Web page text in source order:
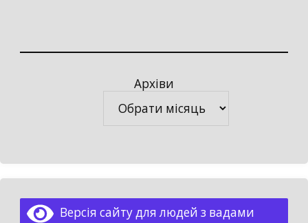
Архіви
Версія сайту для людей з вадами